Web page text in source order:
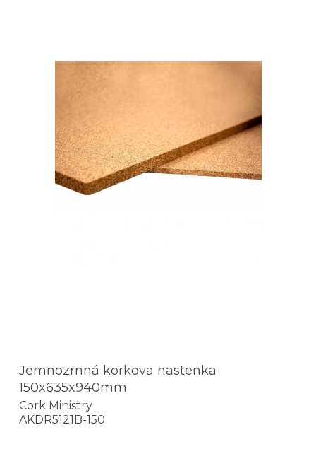
Jemnozrnná korkova nastenka
150x635x940mm
Cork Ministry
AKDR5121B-150